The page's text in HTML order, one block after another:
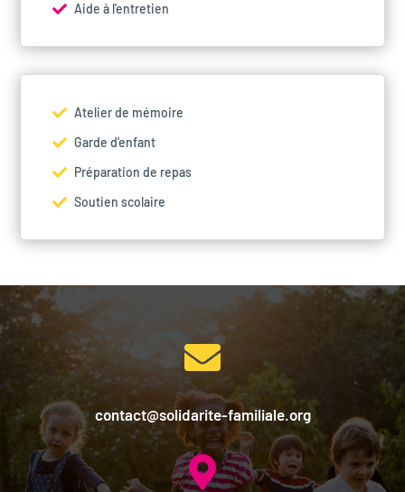
 Aide à l'entretien
 Atelier de mémoire
 Garde d'enfant
 Préparation de repas
 Soutien scolaire

contact@solidarite-familiale.org
